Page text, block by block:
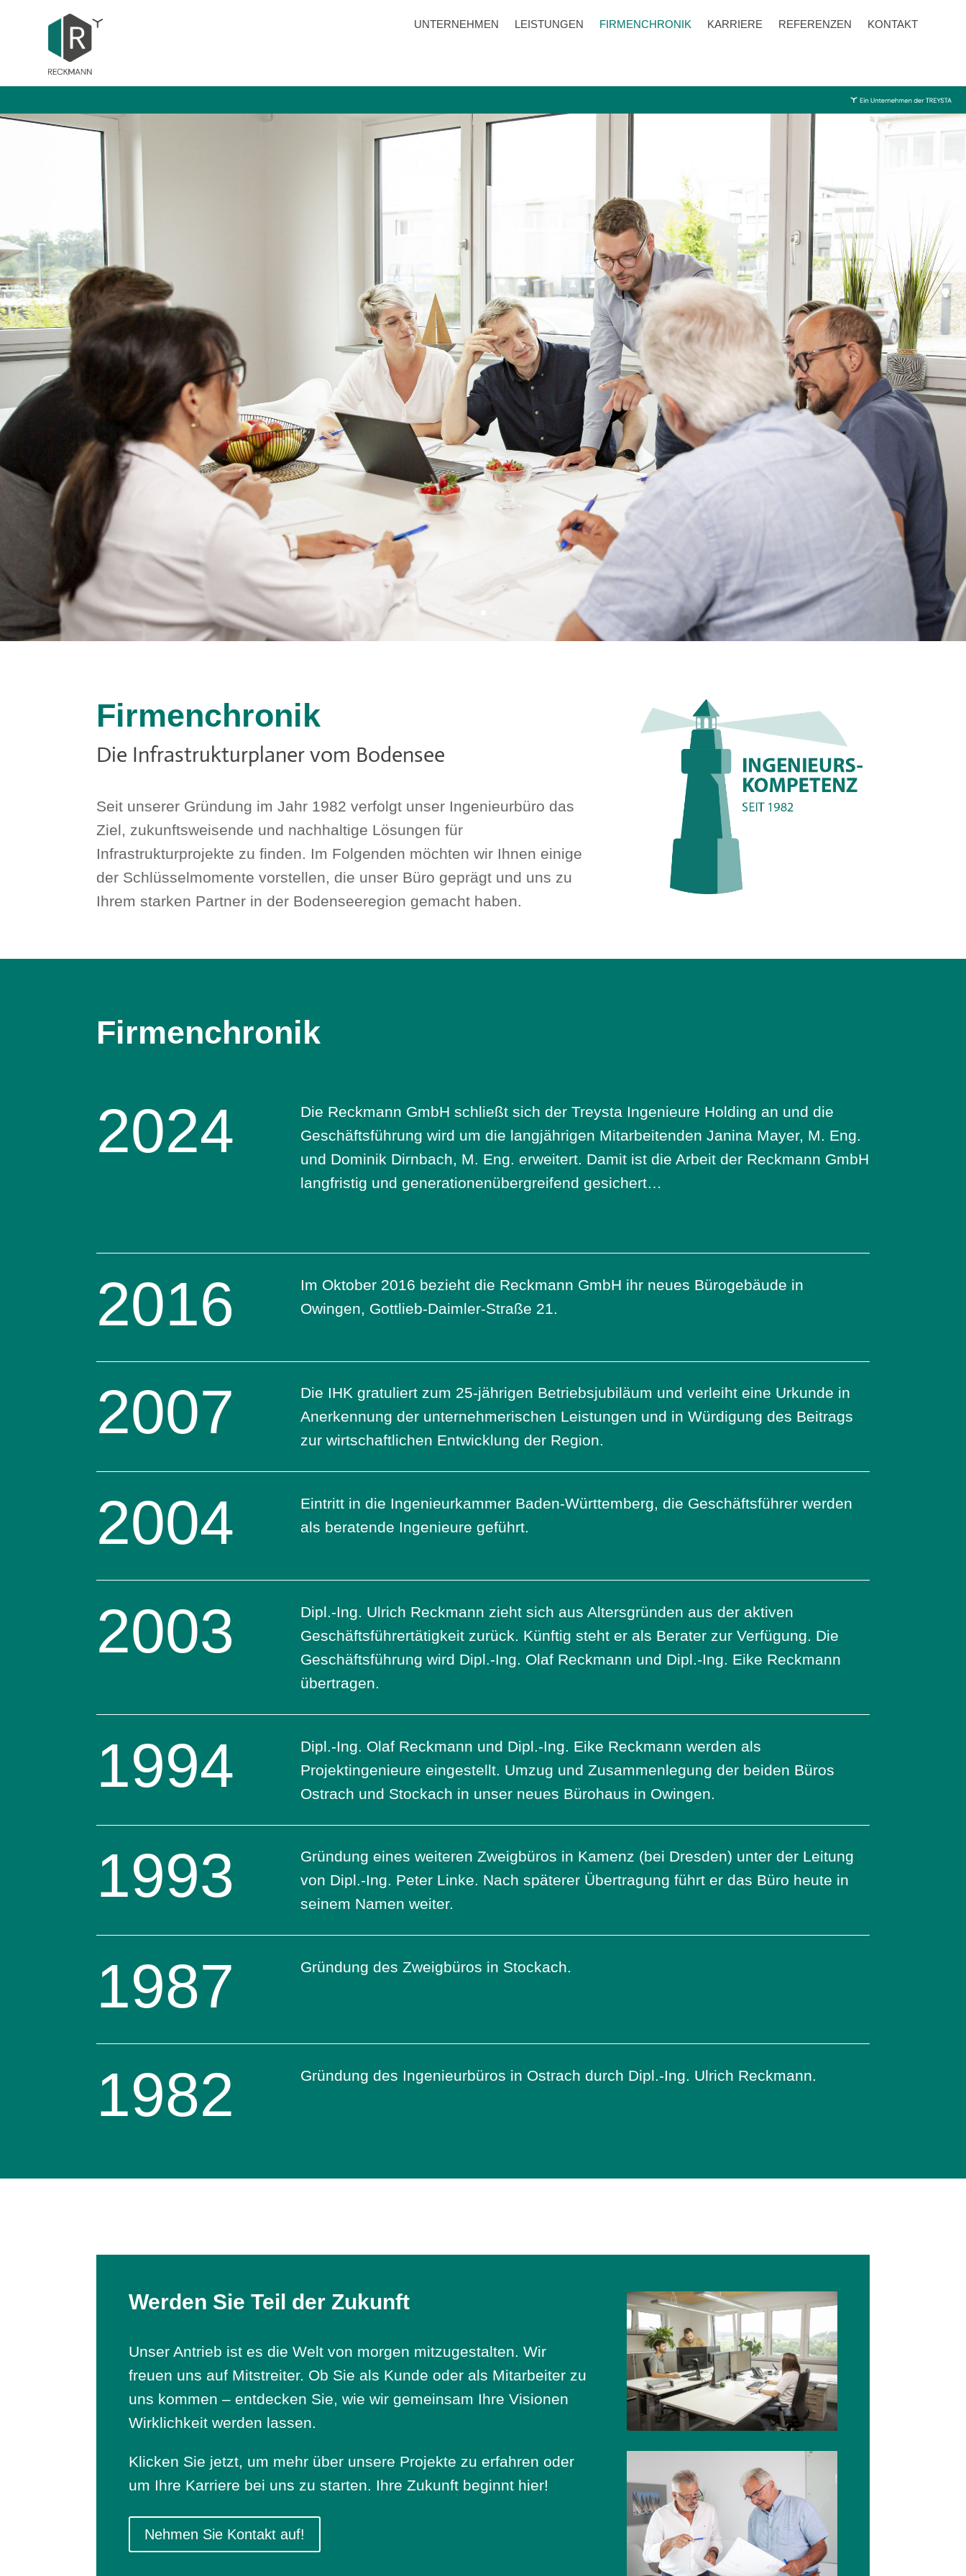
UNTERNEHMEN LEISTUNGEN FIRMENCHRONIK KARRIERE REFERENZEN KONTAKT
Firmenchronik
Die Infrastrukturplaner vom Bodensee
Seit unserer Gründung im Jahr 1982 verfolgt unser Ingenieurbüro das
Ziel, zukunftsweisende und nachhaltige Lösungen für
Infrastrukturprojekte zu finden. Im Folgenden möchten wir Ihnen einige
der Schlüsselmomente vorstellen, die unser Büro geprägt und uns zu
Ihrem starken Partner in der Bodenseeregion gemacht haben.
Firmenchronik
2024
Die Reckmann GmbH schließt sich der Treysta Ingenieure Holding an und die
Geschäftsführung wird um die langjährigen Mitarbeitenden Janina Mayer, M. Eng.
und Dominik Dirnbach, M. Eng. erweitert. Damit ist die Arbeit der Reckmann GmbH
langfristig und generationenübergreifend gesichert…
2016
Im Oktober 2016 bezieht die Reckmann GmbH ihr neues Bürogebäude in
Owingen, Gottlieb-Daimler-Straße 21.
2007
Die IHK gratuliert zum 25-jährigen Betriebsjubiläum und verleiht eine Urkunde in
Anerkennung der unternehmerischen Leistungen und in Würdigung des Beitrags
zur wirtschaftlichen Entwicklung der Region.
2004
Eintritt in die Ingenieurkammer Baden-Württemberg, die Geschäftsführer werden
als beratende Ingenieure geführt.
2003
Dipl.-Ing. Ulrich Reckmann zieht sich aus Altersgründen aus der aktiven
Geschäftsführertätigkeit zurück. Künftig steht er als Berater zur Verfügung. Die
Geschäftsführung wird Dipl.-Ing. Olaf Reckmann und Dipl.-Ing. Eike Reckmann
übertragen.
1994
Dipl.-Ing. Olaf Reckmann und Dipl.-Ing. Eike Reckmann werden als
Projektingenieure eingestellt. Umzug und Zusammenlegung der beiden Büros
Ostrach und Stockach in unser neues Bürohaus in Owingen.
1993
Gründung eines weiteren Zweigbüros in Kamenz (bei Dresden) unter der Leitung
von Dipl.-Ing. Peter Linke. Nach späterer Übertragung führt er das Büro heute in
seinem Namen weiter.
1987 Gründung des Zweigbüros in Stockach.
1982 Gründung des Ingenieurbüros in Ostrach durch Dipl.-Ing. Ulrich Reckmann.
Werden Sie Teil der Zukunft
Unser Antrieb ist es die Welt von morgen mitzugestalten. Wir
freuen uns auf Mitstreiter. Ob Sie als Kunde oder als Mitarbeiter zu
uns kommen – entdecken Sie, wie wir gemeinsam Ihre Visionen
Wirklichkeit werden lassen.
Klicken Sie jetzt, um mehr über unsere Projekte zu erfahren oder
um Ihre Karriere bei uns zu starten. Ihre Zukunft beginnt hier!
Nehmen Sie Kontakt auf!